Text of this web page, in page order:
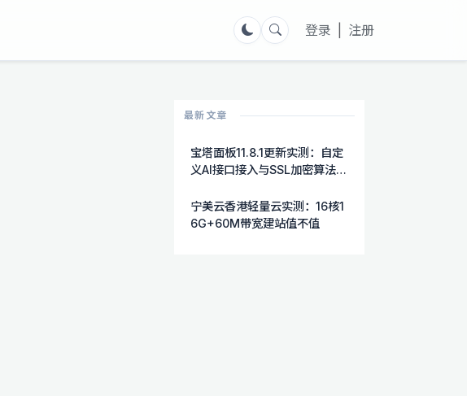
登录 注册
最新文章
宝塔面板11.8.1更新实测：自定
义AI接口接入与SSL加密算法自
宁美云香港轻量云实测：16核1
6G+60M带宽建站值不值